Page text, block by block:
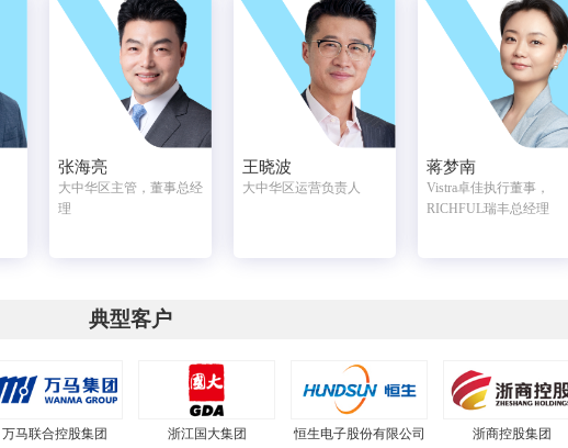
张海亮
大中华区主管，董事总经
理
王晓波
大中华区运营负责人
蒋梦南
Vistra卓佳执行董事，
RICHFUL瑞丰总经理
典型客户
万马联合控股集团 浙江国大集团 恒生电子股份有限公司 浙商控股集团